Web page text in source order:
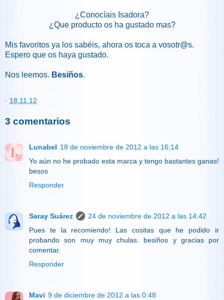
¿Conocíais Isadora?
¿Que producto os ha gustado mas?
Mis favoritos ya los sabéis, ahora os toca a vosotr@s.
Espero que os haya gustado.
Nos leemos. Besiños.
· 18.11.12
3 comentarios
Lunabel 18 de noviembre de 2012 a las 16:14
Yo aún no he probado esta marca y tengo bastantes ganas!
besos
Responder
Saray Suárez
24 de noviembre de 2012 a las 14:42
Pues te la recomiendo! Las cositas que he podido ir
probando son muy muy chulas. besiños y gracias por
comentar.
Responder
Mavi 9 de diciembre de 2012 a las 0:48